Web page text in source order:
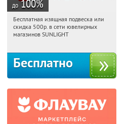
до 100%
18:52:44 Получили:
Россия
Бесплатная изящная подвеска или
скидка 500р. в сети ювелирных
магазинов SUNLIGHT
Бесплатно